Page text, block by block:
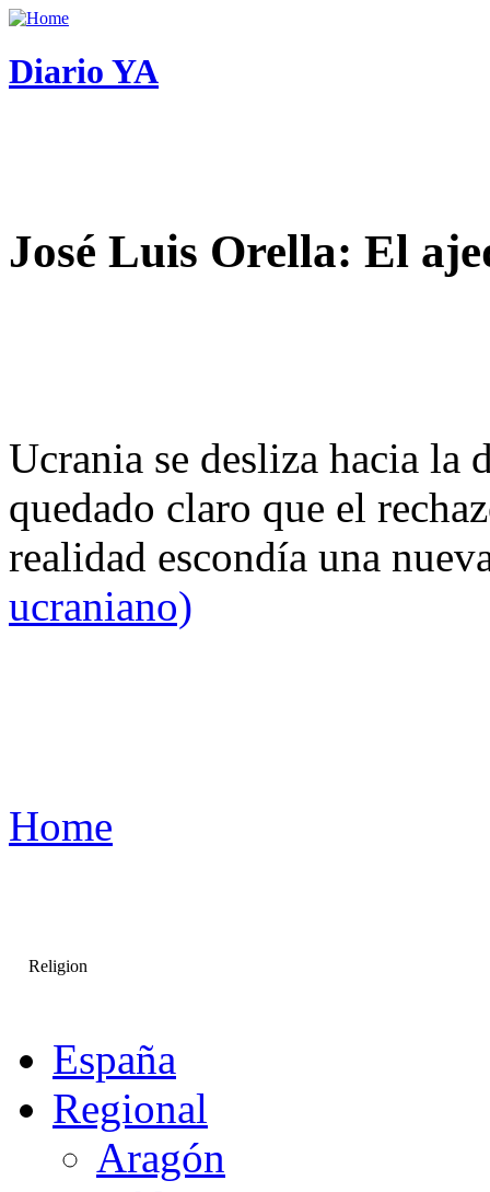
Diario YA
José Luis Orella: El
Ucrania se desliza hacia
quedado claro que el
realidad escondía una
ucraniano)
Home
Religion
España
Regional
Aragón